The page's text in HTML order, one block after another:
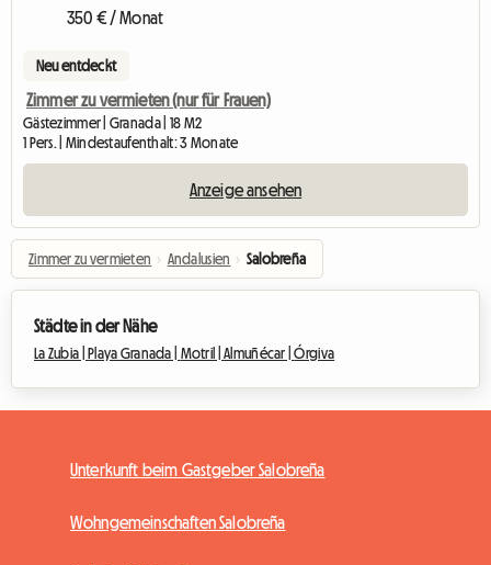
350 € / Monat
Neu entdeckt
Zimmer zu vermieten (nur für Frauen)
Gästezimmer | Granada | 18 M2
1 Pers. | Mindestaufenthalt: 3 Monate
Anzeige ansehen
Zimmer zu vermieten › Andalusien › Salobreña
Städte in der Nähe
La Zubia | Playa Granada | Motril |Almuñécar |Órgiva
Unterkunft beim Gastgeber Salobreña
Wohngemeinschaften Salobreña